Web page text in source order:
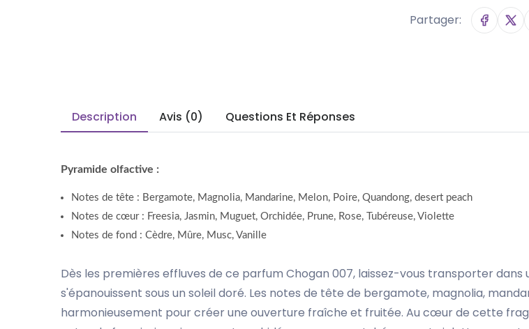
Partager:
Description Avis (0) Questions Et Réponses
Pyramide olfactive :
Notes de tête : Bergamote, Magnolia, Mandarine, Melon, Poire, Quandong, desert peach
Notes de cœur : Freesia, Jasmin, Muguet, Orchidée, Prune, Rose, Tubéreuse, Violette
Notes de fond : Cèdre, Mûre, Musc, Vanille
Dès les premières effluves de ce parfum Chogan 007, laissez-vous transporter dans
s'épanouissent sous un soleil doré. Les notes de tête de bergamote, magnolia,
harmonieusement pour créer une ouverture fraîche et fruitée. Au cœur de cette